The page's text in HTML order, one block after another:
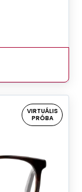
VIRTUÁLIS
PRÓBA